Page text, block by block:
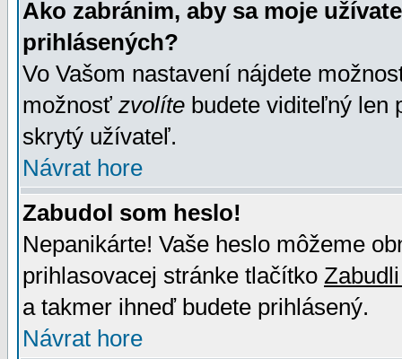
Ako zabránim, aby sa moje
prihlásených?
Vo Vašom nastavení nájdete
možnosť zvolíte budete viditeľný len
skrytý užívateľ.
Návrat hore
Zabudol som heslo!
Nepanikárte! Vaše heslo môžeme
prihlasovacej stránke tlačítko
a takmer ihneď budete prihlásený.
Návrat hore